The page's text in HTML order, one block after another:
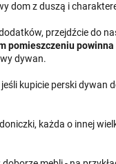
dom z duszą i
przejdźcie do
pomieszczeniu
dywan.
jeśli kupicie perski dywan
każda o innej